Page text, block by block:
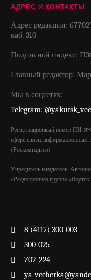
АДРЕС И КОНТАКТЫ
Адрес редакции:
каб. 310
Подписной индекс:
Главный редактор:
Мы в соцсетях:
Telegram:
Регистрационный номер ПИ
сфере связи, информационных
(Роскомнадзор)
Учредитель и издатель:
«Редакционная группа «Якутск
8 (4112) 300-003
300-025
702-224
ya-